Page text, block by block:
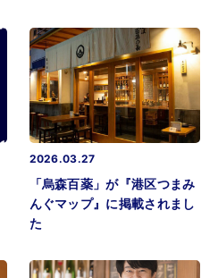
2026.03.27
「烏森百薬」が『港区つまみ
んぐマップ』に掲載されまし
た